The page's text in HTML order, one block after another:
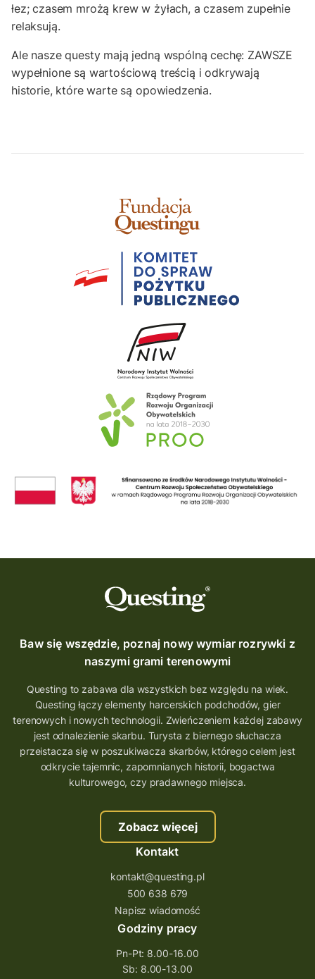
łez; czasem mrożą krew w żyłach, a czasem zupełnie
relaksują.
Ale nasze questy mają jedną wspólną cechę: ZAWSZE
wypełnione są wartościową treścią i odkrywają
historie, które warte są opowiedzenia.
Baw się wszędzie, poznaj nowy wymiar rozrywki z
naszymi grami terenowymi
Questing to zabawa dla wszystkich bez względu na wiek.
Questing łączy elementy harcerskich podchodów, gier
terenowych i nowych technologii. Zwieńczeniem każdej zabawy
jest odnalezienie skarbu. Turysta z biernego słuchacza
przeistacza się w poszukiwacza skarbów, którego celem jest
odkrycie tajemnic, zapomnianych historii, bogactwa
kulturowego, czy pradawnego miejsca.
Zobacz więcej
Kontakt
kontakt@questing.pl
500 638 679
Napisz wiadomość
Godziny pracy
Pn-Pt: 8.00-16.00
Sb: 8.00-13.00